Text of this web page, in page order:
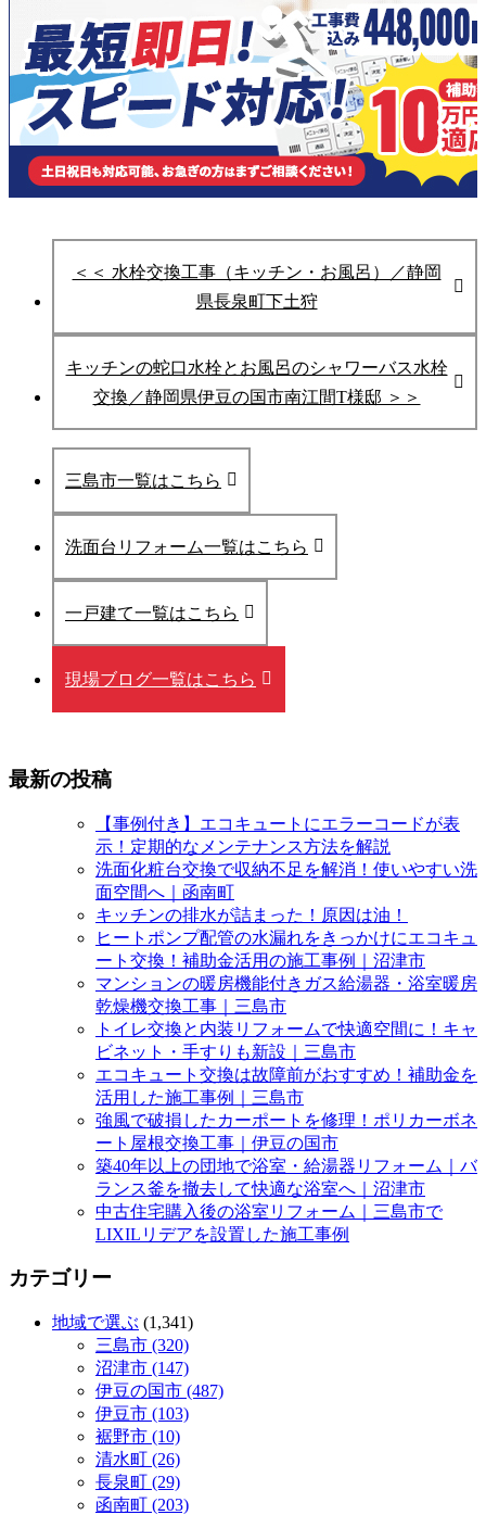
＜＜ 水栓交換工事（キッチン・お風呂）／静岡
県長泉町下土狩
キッチンの蛇口水栓とお風呂のシャワーバス水栓
交換／静岡県伊豆の国市南江間T様邸 ＞＞
三島市一覧はこちら
洗面台リフォーム一覧はこちら
一戸建て一覧はこちら
現場ブログ一覧はこちら
最新の投稿
【事例付き】エコキュートにエラーコードが表
示！定期的なメンテナンス方法を解説
洗面化粧台交換で収納不足を解消！使いやすい洗
面空間へ｜函南町
キッチンの排水が詰まった！原因は油！
ヒートポンプ配管の水漏れをきっかけにエコキュ
ート交換！補助金活用の施工事例｜沼津市
マンションの暖房機能付きガス給湯器・浴室暖房
乾燥機交換工事｜三島市
トイレ交換と内装リフォームで快適空間に！キャ
ビネット・手すりも新設｜三島市
エコキュート交換は故障前がおすすめ！補助金を
活用した施工事例｜三島市
強風で破損したカーポートを修理！ポリカーボネ
ート屋根交換工事｜伊豆の国市
築40年以上の団地で浴室・給湯器リフォーム｜バ
ランス釜を撤去して快適な浴室へ｜沼津市
中古住宅購入後の浴室リフォーム｜三島市で
LIXILリデアを設置した施工事例
カテゴリー
地域で選ぶ (1,341)
三島市 (320)
沼津市 (147)
伊豆の国市 (487)
伊豆市 (103)
裾野市 (10)
清水町 (26)
長泉町 (29)
函南町 (203)